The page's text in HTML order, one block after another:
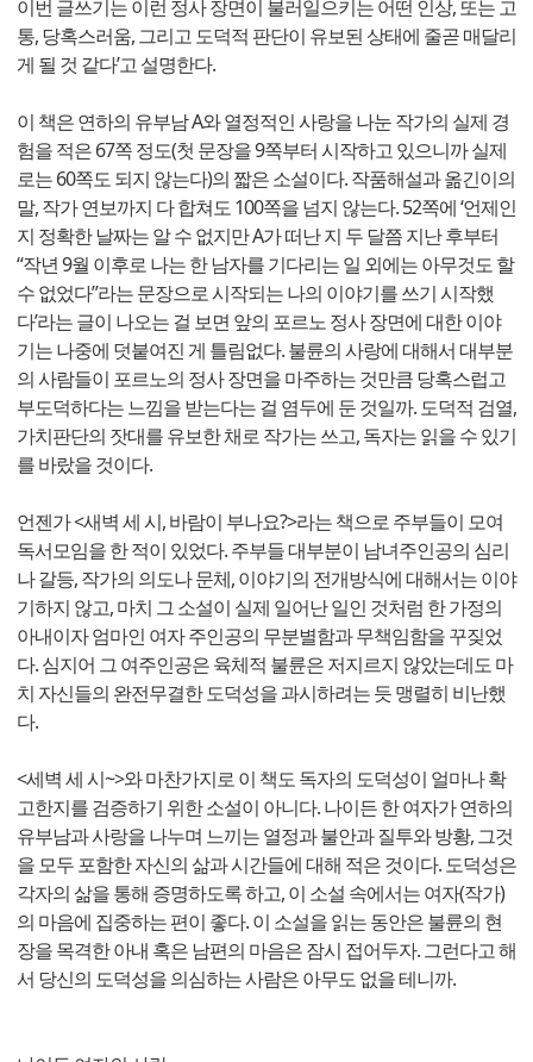
이번 글쓰기는 이런 정사 장면이 불러일으키는 어떤 인상, 또는 고
통, 당혹스러움, 그리고 도덕적 판단이 유보된 상태에 줄곧 매달리
게 될 것 같다’고 설명한다.
이 책은 연하의 유부남 A와 열정적인 사랑을 나눈 작가의 실제 경
험을 적은 67쪽 정도(첫 문장을 9쪽부터 시작하고 있으니까 실제
로는 60쪽도 되지 않는다)의 짧은 소설이다. 작품해설과 옮긴이의
말, 작가 연보까지 다 합쳐도 100쪽을 넘지 않는다. 52쪽에 ‘언제인
지 정확한 날짜는 알 수 없지만 A가 떠난 지 두 달쯤 지난 후부터
“작년 9월 이후로 나는 한 남자를 기다리는 일 외에는 아무것도 할
수 없었다”라는 문장으로 시작되는 나의 이야기를 쓰기 시작했
다’라는 글이 나오는 걸 보면 앞의 포르노 정사 장면에 대한 이야
기는 나중에 덧붙여진 게 틀림없다. 불륜의 사랑에 대해서 대부분
의 사람들이 포르노의 정사 장면을 마주하는 것만큼 당혹스럽고
부도덕하다는 느낌을 받는다는 걸 염두에 둔 것일까. 도덕적 검열,
가치판단의 잣대를 유보한 채로 작가는 쓰고, 독자는 읽을 수 있기
를 바랐을 것이다.
언젠가 <새벽 세 시, 바람이 부나요?>라는 책으로 주부들이 모여
독서모임을 한 적이 있었다. 주부들 대부분이 남녀주인공의 심리
나 갈등, 작가의 의도나 문체, 이야기의 전개방식에 대해서는 이야
기하지 않고, 마치 그 소설이 실제 일어난 일인 것처럼 한 가정의
아내이자 엄마인 여자 주인공의 무분별함과 무책임함을 꾸짖었
다. 심지어 그 여주인공은 육체적 불륜은 저지르지 않았는데도 마
치 자신들의 완전무결한 도덕성을 과시하려는 듯 맹렬히 비난했
다.
<세벽 세 시~>와 마찬가지로 이 책도 독자의 도덕성이 얼마나 확
고한지를 검증하기 위한 소설이 아니다. 나이든 한 여자가 연하의
유부남과 사랑을 나누며 느끼는 열정과 불안과 질투와 방황, 그것
을 모두 포함한 자신의 삶과 시간들에 대해 적은 것이다. 도덕성은
각자의 삶을 통해 증명하도록 하고, 이 소설 속에서는 여자(작가)
의 마음에 집중하는 편이 좋다. 이 소설을 읽는 동안은 불륜의 현
장을 목격한 아내 혹은 남편의 마음은 잠시 접어두자. 그런다고 해
서 당신의 도덕성을 의심하는 사람은 아무도 없을 테니까.